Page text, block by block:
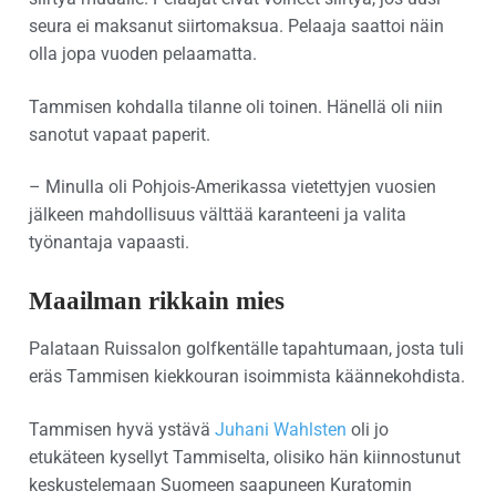
seura ei maksanut siirtomaksua. Pelaaja saattoi näin
olla jopa vuoden pelaamatta.
Tammisen kohdalla tilanne oli toinen. Hänellä oli niin
sanotut vapaat paperit.
– Minulla oli Pohjois-Amerikassa vietettyjen vuosien
jälkeen mahdollisuus välttää karanteeni ja valita
työnantaja vapaasti.
Maailman rikkain mies
Palataan Ruissalon golfkentälle tapahtumaan, josta tuli
eräs Tammisen kiekkouran isoimmista käännekohdista.
Tammisen hyvä ystävä Juhani Wahlsten oli jo
etukäteen kysellyt Tammiselta, olisiko hän kiinnostunut
keskustelemaan Suomeen saapuneen Kuratomin